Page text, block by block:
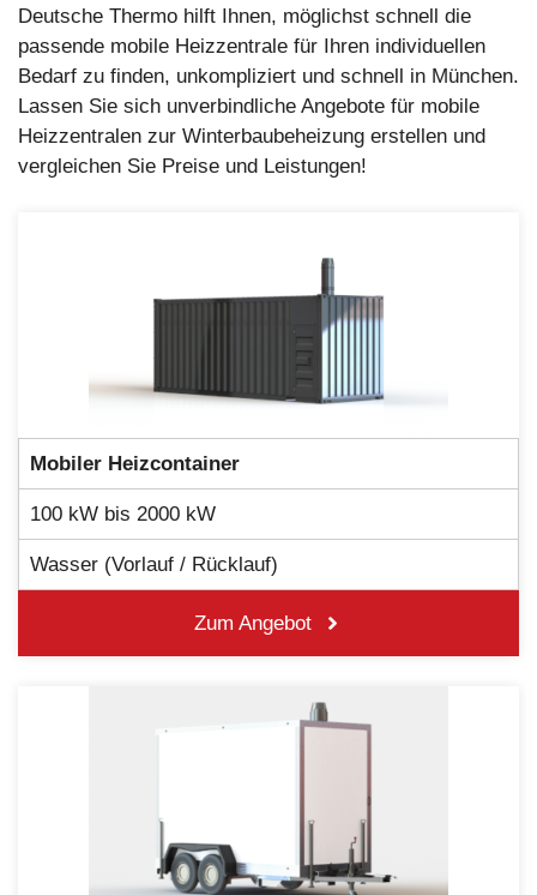
Deutsche Thermo hilft Ihnen, möglichst schnell die
passende mobile Heizzentrale für Ihren individuellen
Bedarf zu finden, unkompliziert und schnell in München.
Lassen Sie sich unverbindliche Angebote für mobile
Heizzentralen zur Winterbaubeheizung erstellen und
vergleichen Sie Preise und Leistungen!
Mobiler Heizcontainer
100 kW bis 2000 kW
Wasser (Vorlauf / Rücklauf)
Zum Angebot